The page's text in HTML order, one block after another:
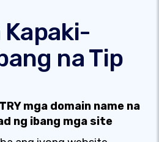
Kapaki-
na Tip
mga domain name na
ng ibang mga site